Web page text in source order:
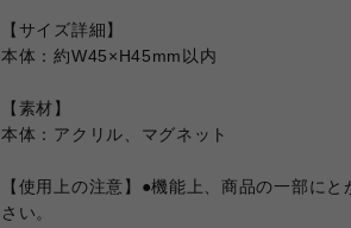
【サイズ詳細】
本体：約W45×H45mm以内
【素材】
本体：アクリル、マグネット
【使用上の注意】●機能上、商品の一部に
さい。